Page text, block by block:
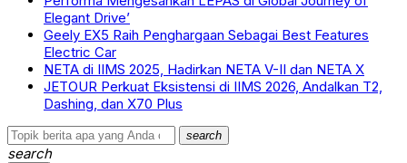
Elegant Drive’
Geely EX5 Raih Penghargaan Sebagai Best Features
Electric Car
NETA di IIMS 2025, Hadirkan NETA V-II dan NETA X
JETOUR Perkuat Eksistensi di IIMS 2026, Andalkan T2,
Dashing, dan X70 Plus
search
search